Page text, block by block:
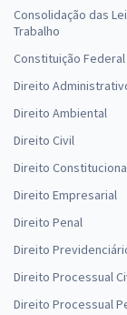
Consolidação das
Trabalho
Constituição Federal
Direito
Direito Ambiental
Direito Civil
Direito
Direito Empresarial
Direito Penal
Direito
Direito Processual
Direito Processual